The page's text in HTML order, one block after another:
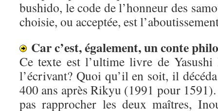
bushido, le code de l’honneur des
choisie, ou acceptée, est
Car c’est, également, un conte
Ce texte est l’ultime livre de
l’écrivant? Quoi qu’il en soit, il
400 ans après Rikyu (1991 pour
pas rapprocher les deux maîtres,